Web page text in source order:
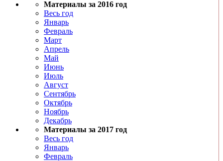
Материалы за 2016 год
Весь год
Январь
Февраль
Март
Апрель
Май
Июнь
Июль
Август
Сентябрь
Октябрь
Ноябрь
Декабрь
Материалы за 2017 год
Весь год
Январь
Февраль